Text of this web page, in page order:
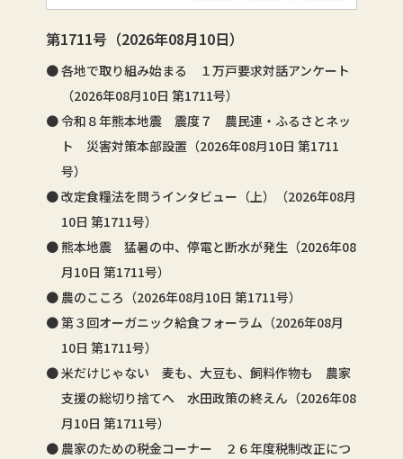
第1711号（2026年08月10日）
各地で取り組み始まる １万戸要求対話アンケート
（2026年08月10日 第1711号）
令和８年熊本地震 震度７ 農民連・ふるさとネッ
ト 災害対策本部設置（2026年08月10日 第1711
号）
改定食糧法を問うインタビュー（上）（2026年08月
10日 第1711号）
熊本地震 猛暑の中、停電と断水が発生（2026年08
月10日 第1711号）
農のこころ（2026年08月10日 第1711号）
第３回オーガニック給食フォーラム（2026年08月
10日 第1711号）
米だけじゃない 麦も、大豆も、飼料作物も 農家
支援の総切り捨てへ 水田政策の終えん（2026年08
月10日 第1711号）
農家のための税金コーナー ２６年度税制改正につ